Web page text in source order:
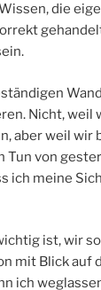
die
Nicht, weil
aber weil wir
Tun von
ich meine
ist, wir
mit Blick auf
ich